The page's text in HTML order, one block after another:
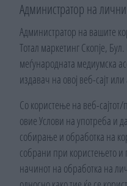
Администратор на
Администратор на вашите
Тотал маркетинг Скопје,
меѓународната медиумска
издавач на овој веб-сајт
Со користење на веб-сајтот/
овие Услови на употреба и
собирање и обработка на
собрани при користењето и
начинот на обработка на